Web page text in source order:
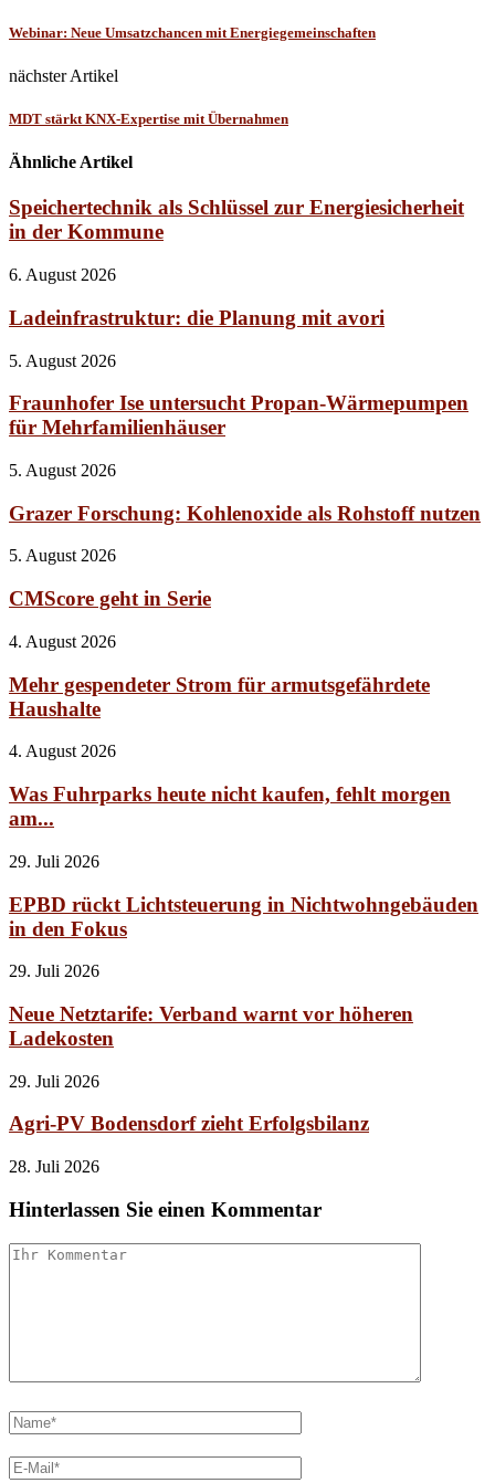
Webinar: Neue Umsatzchancen mit Energiegemeinschaften
nächster Artikel
MDT stärkt KNX-Expertise mit Übernahmen
Ähnliche Artikel
Speichertechnik als Schlüssel zur Energiesicherheit
in der Kommune
6. August 2026
Ladeinfrastruktur: die Planung mit avori
5. August 2026
Fraunhofer Ise untersucht Propan-Wärmepumpen
für Mehrfamilienhäuser
5. August 2026
Grazer Forschung: Kohlenoxide als Rohstoff nutzen
5. August 2026
CMScore geht in Serie
4. August 2026
Mehr gespendeter Strom für armutsgefährdete
Haushalte
4. August 2026
Was Fuhrparks heute nicht kaufen, fehlt morgen
am...
29. Juli 2026
EPBD rückt Lichtsteuerung in Nichtwohngebäuden
in den Fokus
29. Juli 2026
Neue Netztarife: Verband warnt vor höheren
Ladekosten
29. Juli 2026
Agri-PV Bodensdorf zieht Erfolgsbilanz
28. Juli 2026
Hinterlassen Sie einen Kommentar